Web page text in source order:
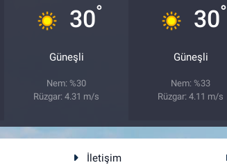
30°
Güneşli
Nem: %30
Rüzgar: 4.31 m/s
30°
Güneşli
Nem: %33
Rüzgar: 4.11 m/s
İletişim